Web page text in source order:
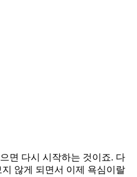
면 다시 시작하는 것이죠. 다
않게 되면서 이제 욕심이랄